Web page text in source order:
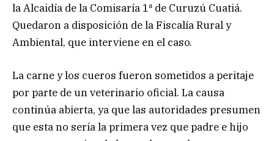
la Alcaidía de la Comisaría 1ª de Curuzú Cuatiá.
Quedaron a disposición de la Fiscalía Rural y
Ambiental, que interviene en el caso.
La carne y los cueros fueron sometidos a peritaje
por parte de un veterinario oficial. La causa
continúa abierta, ya que las autoridades presumen
que esta no sería la primera vez que padre e hijo